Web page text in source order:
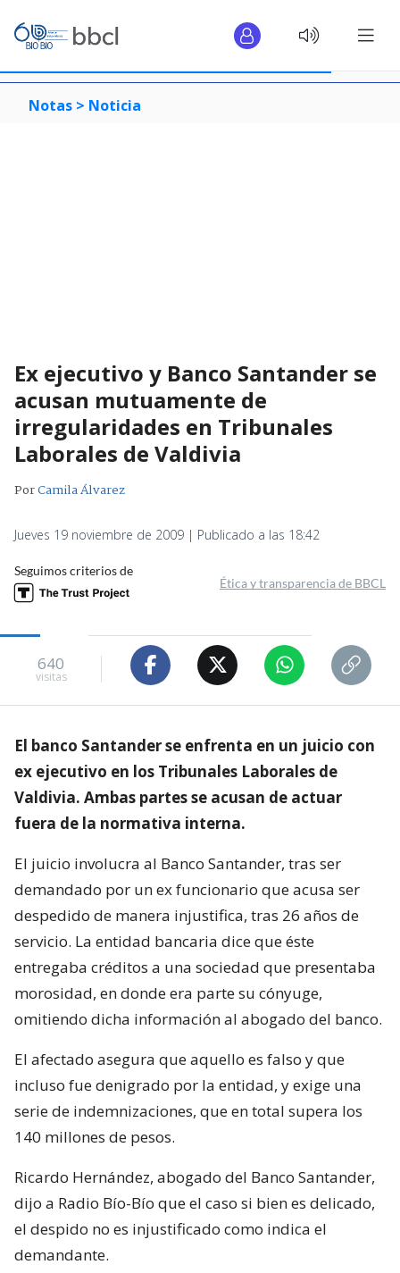
Notas > Noticia
Ex ejecutivo y Banco Santander se
acusan mutuamente de
irregularidades en Tribunales
Laborales de Valdivia
PorCamila Álvarez
Jueves 19 noviembre de 2009 | Publicado a las 18:42
Seguimos criterios de
Ética y transparencia de BBCL
640
visitas
El banco Santander se enfrenta en un juicio con
ex ejecutivo en los Tribunales Laborales de
Valdivia. Ambas partes se acusan de actuar
fuera de la normativa interna.
El juicio involucra al Banco Santander, tras ser
demandado por un ex funcionario que acusa ser
despedido de manera injustifica, tras 26 años de
servicio. La entidad bancaria dice que éste
entregaba créditos a una sociedad que presentaba
morosidad, en donde era parte su cónyuge,
omitiendo dicha información al abogado del banco.
El afectado asegura que aquello es falso y que
incluso fue denigrado por la entidad, y exige una
serie de indemnizaciones, que en total supera los
140 millones de pesos.
Ricardo Hernández, abogado del Banco Santander,
dijo a Radio Bío-Bío que el caso si bien es delicado,
el despido no es injustificado como indica el
demandante.